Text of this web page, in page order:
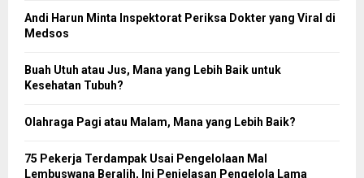
Andi Harun Minta Inspektorat Periksa Dokter yang Viral di
Medsos
Buah Utuh atau Jus, Mana yang Lebih Baik untuk
Kesehatan Tubuh?
Olahraga Pagi atau Malam, Mana yang Lebih Baik?
75 Pekerja Terdampak Usai Pengelolaan Mal
Lembuswana Beralih, Ini Penjelasan Pengelola Lama